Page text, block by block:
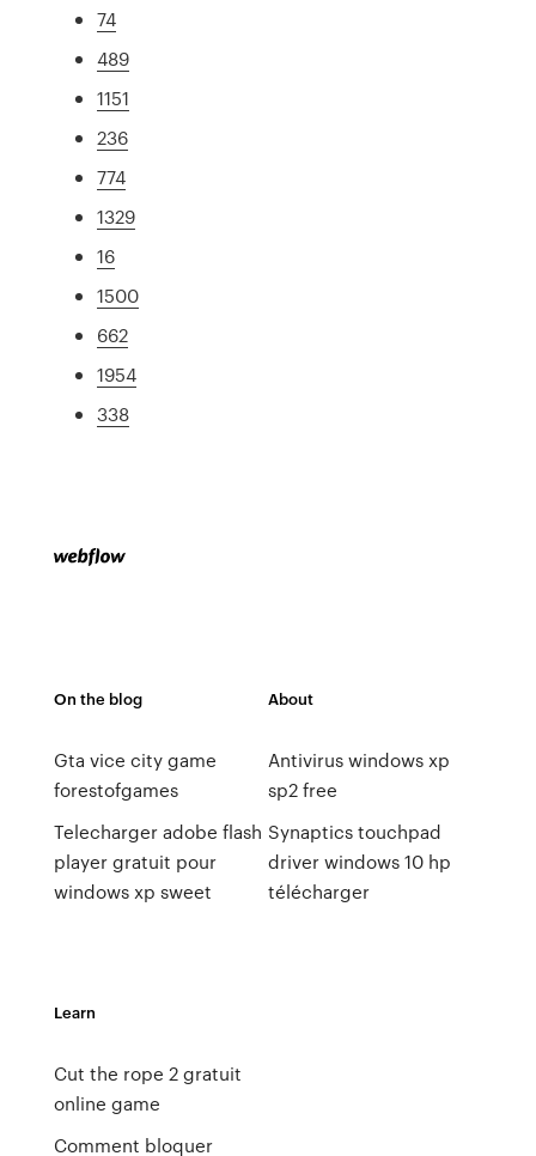
74
489
1151
236
774
1329
16
1500
662
1954
338
On the blog
Gta vice city game
forestofgames
Telecharger adobe flash
player gratuit pour
windows xp sweet
About
Antivirus windows xp
sp2 free
Synaptics touchpad
driver windows 10 hp
télécharger
Learn
Cut the rope 2 gratuit
online game
Comment bloquer